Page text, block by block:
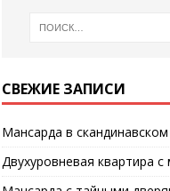
СВЕЖИЕ ЗАПИСИ
Мансарда в скандинавском
Двухуровневая квартира с